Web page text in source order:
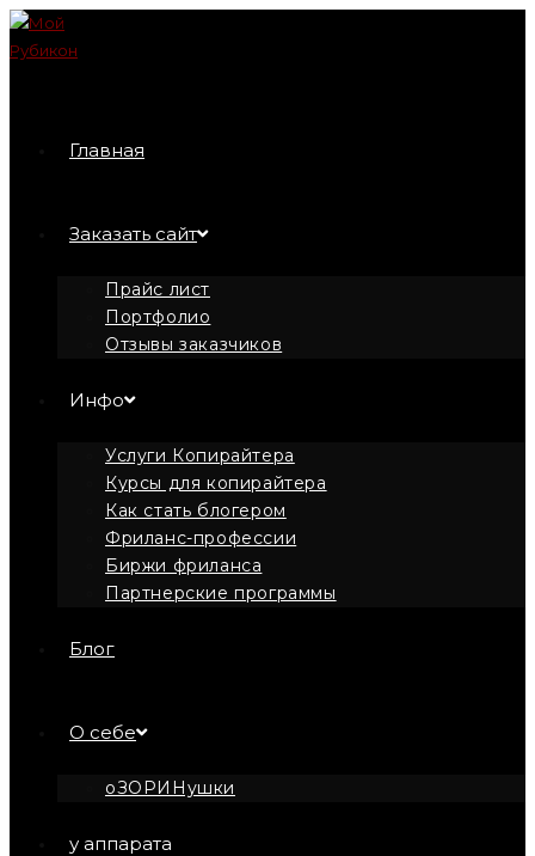
Перейти
к
Главная
Заказать сайт
Прайс лист
Портфолио
Отзывы заказчиков
Инфо
Услуги Копирайтера
Курсы для копирайтера
Как стать блогером
Фриланс-профессии
Биржи фриланса
Партнерские программы
Блог
О себе
оЗОРИНушки
у аппарата